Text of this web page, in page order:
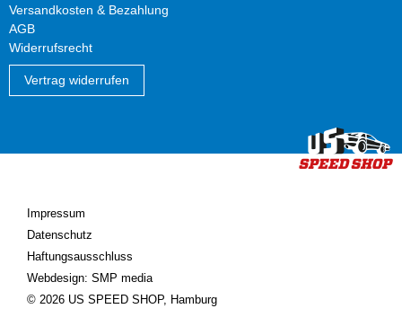
Versandkosten & Bezahlung
AGB
Widerrufsrecht
Vertrag widerrufen
Impressum
Datenschutz
Haftungsausschluss
Webdesign: SMP media
© 2026 US SPEED SHOP, Hamburg